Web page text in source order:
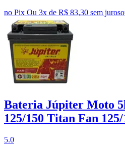
no Pix Ou 3x de R$ 83,30 sem juros
Bateria Júpiter Moto
125/150 Titan Fan 125/
5.0